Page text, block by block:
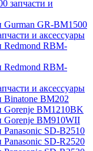
запчасти и
Gurman GR-BM1500
и аксессуары
Redmond RBM-
Redmond RBM-
и аксессуары
Binatone BM202
Gorenje BM1210BK
Gorenje BM910WII
Panasonic SD-B2510
Panasonic SD-R2520